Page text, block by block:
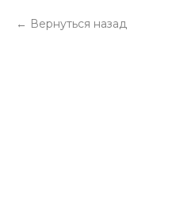
Вернуться назад